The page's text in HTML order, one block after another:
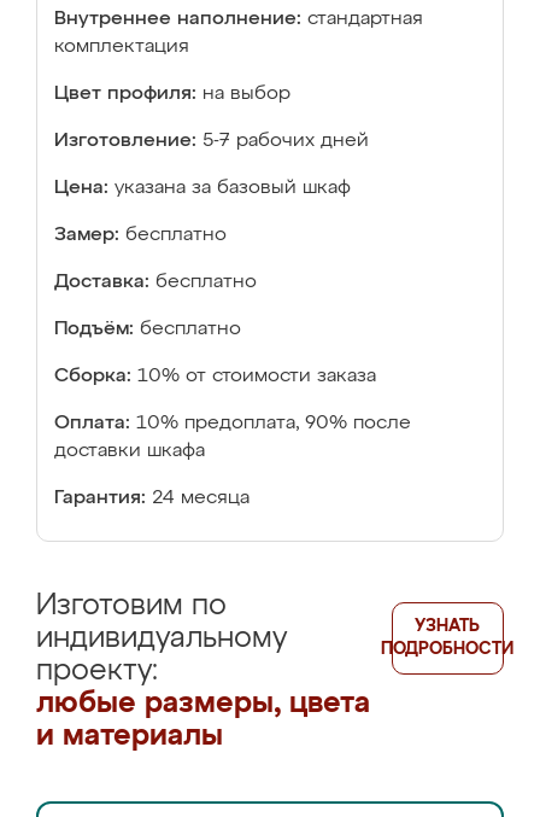
Внутреннее наполнение: стандартная
комплектация
Цвет профиля: на выбор
Изготовление: 5-7 рабочих дней
Цена: указана за базовый шкаф
Замер: бесплатно
Доставка: бесплатно
Подъём: бесплатно
Сборка: 10% от стоимости заказа
Оплата: 10% предоплата, 90% после
доставки шкафа
Гарантия: 24 месяца
Изготовим по
индивидуальному
проекту:
любые размеры, цвета
и материалы
УЗНАТЬ
ПОДРОБНОСТИ